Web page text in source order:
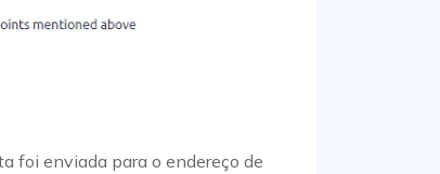
foi enviada para o endereço de